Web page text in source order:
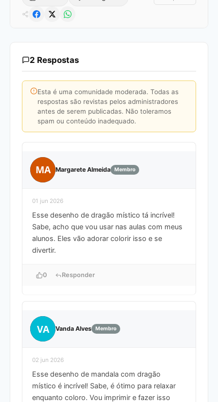
2 Respostas
Esta é uma comunidade moderada. Todas as
respostas são revistas pelos administradores
antes de serem publicadas. Não toleramos
spam ou conteúdo inadequado.
MA Margarete Almeida Membro
01 jun 2026
Esse desenho de dragão místico tá incrível!
Sabe, acho que vou usar nas aulas com meus
alunos. Eles vão adorar colorir isso e se
divertir.
0 Responder
VA Vanda Alves Membro
02 jun 2026
Esse desenho de mandala com dragão
místico é incrível! Sabe, é ótimo para relaxar
enquanto coloro. Vou imprimir e fazer isso